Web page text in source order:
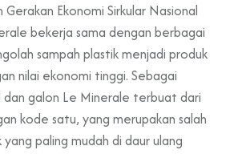
Ekonomi Sirkular Nasional
bekerja sama dengan berbagai
sampah plastik menjadi produk
nilai ekonomi tinggi. Sebagai
galon Le Minerale terbuat dari
kode satu, yang merupakan salah
paling mudah di daur ulang